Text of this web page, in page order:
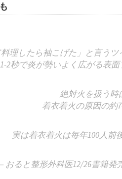
料理したら袖こげた」と言う
2秒で炎が勢いよく広がる表
絶対火を扱う時
着衣着火の原因の約
実は着衣着火は毎年100人前
おると整形外科医12/26書籍発